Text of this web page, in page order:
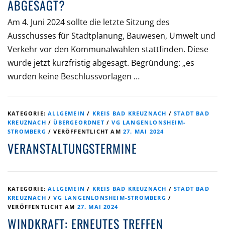
ABGESAGT?
Am 4. Juni 2024 sollte die letzte Sitzung des
Ausschusses für Stadtplanung, Bauwesen, Umwelt und
Verkehr vor den Kommunalwahlen stattfinden. Diese
wurde jetzt kurzfristig abgesagt. Begründung: „es
wurden keine Beschlussvorlagen …
KATEGORIE:ALLGEMEIN / KREIS BAD KREUZNACH /STADT BAD
KREUZNACH / ÜBERGEORDNET/VG LANGENLONSHEIM-
STROMBERG /VERÖFFENTLICHT AM27. MAI 2024
VERANSTALTUNGSTERMINE
KATEGORIE:ALLGEMEIN / KREIS BAD KREUZNACH /STADT BAD
KREUZNACH /VG LANGENLONSHEIM-STROMBERG /
VERÖFFENTLICHT AM 27. MAI 2024
WINDKRAFT: ERNEUTES TREFFEN